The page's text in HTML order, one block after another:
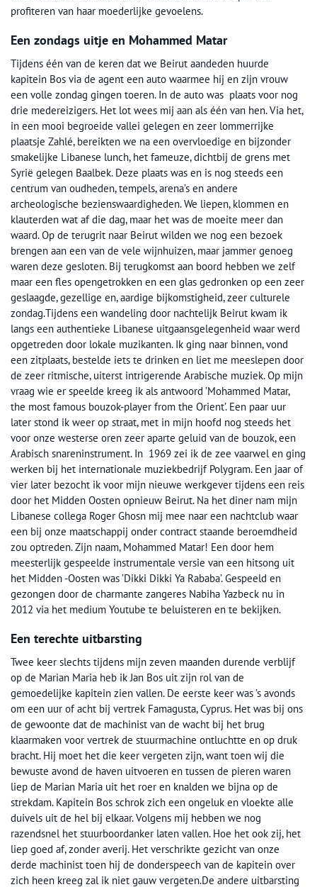
profiteren van haar moederlijke gevoelens.
Een zondags uitje en Mohammed Matar
Tijdens één van de keren dat we Beirut aandeden huurde
kapitein Bos via de agent een auto waarmee hij en zijn vrouw
een volle zondag gingen toeren. In de auto was plaats voor nog
drie medereizigers. Het lot wees mij aan als één van hen. Via het,
in een mooi begroeide vallei gelegen en zeer lommerrijke
plaatsje Zahlé, bereikten we na een overvloedige en bijzonder
smakelijke Libanese lunch, het fameuze, dichtbij de grens met
Syrië gelegen Baalbek. Deze plaats was en is nog steeds een
centrum van oudheden, tempels, arena’s en andere
archeologische bezienswaardigheden. We liepen, klommen en
klauterden wat af die dag, maar het was de moeite meer dan
waard. Op de terugrit naar Beirut wilden we nog een bezoek
brengen aan een van de vele wijnhuizen, maar jammer genoeg
waren deze gesloten. Bij terugkomst aan boord hebben we zelf
maar een fles opengetrokken en een glas gedronken op een zeer
geslaagde, gezellige en, aardige bijkomstigheid, zeer culturele
zondag.Tijdens een wandeling door nachtelijk Beirut kwam ik
langs een authentieke Libanese uitgaansgelegenheid waar werd
opgetreden door lokale muzikanten. Ik ging naar binnen, vond
een zitplaats, bestelde iets te drinken en liet me meeslepen door
de zeer ritmische, uiterst intrigerende Arabische muziek. Op mijn
vraag wie er speelde kreeg ik als antwoord ’Mohammed Matar,
the most famous bouzok-player from the Orient’. Een paar uur
later stond ik weer op straat, met in mijn hoofd nog steeds het
voor onze westerse oren zeer aparte geluid van de bouzok, een
Arabisch snareninstrument. In 1969 zei ik de zee vaarwel en ging
werken bij het internationale muziekbedrijf Polygram. Een jaar of
vier later bezocht ik voor mijn nieuwe werkgever tijdens een reis
door het Midden Oosten opnieuw Beirut. Na het diner nam mijn
Libanese collega Roger Ghosn mij mee naar een nachtclub waar
een bij onze maatschappij onder contract staande beroemdheid
zou optreden. Zijn naam, Mohammed Matar! Een door hem
meesterlijk gespeelde instrumentale versie van een hitsong uit
het Midden -Oosten was ’Dikki Dikki Ya Rababa’. Gespeeld en
gezongen door de charmante zangeres Nabiha Yazbeck nu in
2012 via het medium Youtube te beluisteren en te bekijken.
Een terechte uitbarsting
Twee keer slechts tijdens mijn zeven maanden durende verblijf
op de Marian Maria heb ik Jan Bos uit zijn rol van de
gemoedelijke kapitein zien vallen. De eerste keer was ’s avonds
om een uur of acht bij vertrek Famagusta, Cyprus. Het was bij ons
de gewoonte dat de machinist van de wacht bij het brug
klaarmaken voor vertrek de stuurmachine ontluchtte en op druk
bracht. Hij moet het die keer vergeten zijn, want toen wij die
bewuste avond de haven uitvoeren en tussen de pieren waren
liep de Marian Maria uit het roer en knalden we bijna op de
strekdam. Kapitein Bos schrok zich een ongeluk en vloekte alle
duivels uit de hel bij elkaar. Volgens mij hebben we nog
razendsnel het stuurboordanker laten vallen. Hoe het ook zij, het
liep goed af, zonder averij. Het verschrikte gezicht van onze
derde machinist toen hij de donderspeech van de kapitein over
zich heen kreeg zal ik niet gauw vergeten.De andere uitbarsting